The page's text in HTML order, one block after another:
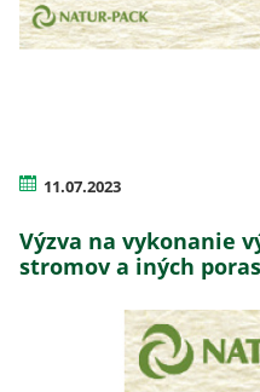
11.07.2023
Výzva na vykonanie
stromov a iných